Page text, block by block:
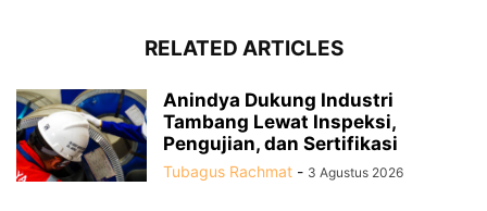
RELATED ARTICLES
Anindya Dukung Industri
Tambang Lewat Inspeksi,
Pengujian, dan Sertifikasi
Tubagus Rachmat - 3 Agustus 2026